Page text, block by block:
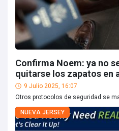
Confirma Noem: ya no
quitarse los zapatos en
9 Julio 2025, 16:07
Otros protocolos de seguridad se
NUEVA JERSEY